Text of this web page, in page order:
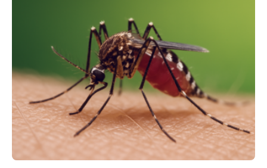
Grünalgen, die vor Hunderten von Millionen Jahren
lebten. Unter den Vorfahren sticht eine Gruppe heraus,
die noch heute in der Natur vorkommt: die
Süßwasseralge Coleochaetophyceae. Einige Arten
dieser Gruppe bilden aus Zellfäden dichte Geflechte
mit scheibenförmiger Gestalt. Was auffällig ist: Die
nächsten…